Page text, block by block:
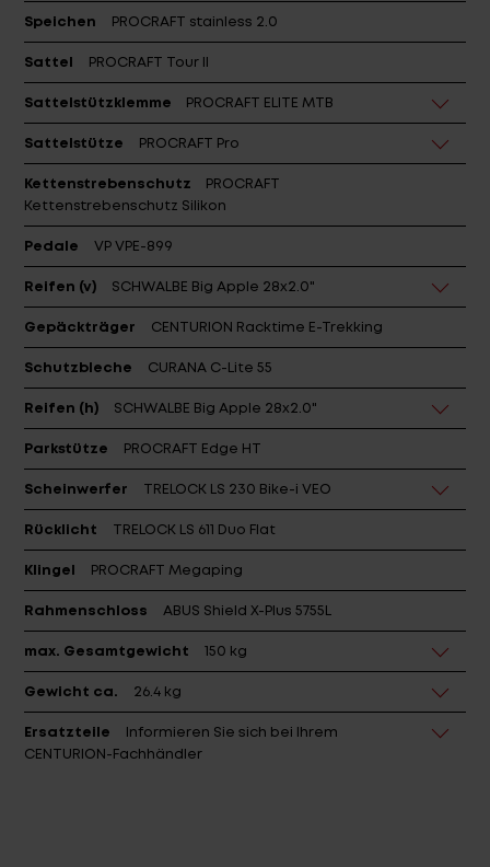
Speichen PROCRAFT stainless 2.0
Sattel PROCRAFT Tour II
Sattelstützklemme PROCRAFT ELITE MTB
Sattelstütze PROCRAFT Pro
Kettenstrebenschutz
PROCRAFT
Kettenstrebenschutz Silikon
Pedale VP VPE-899
Reifen (v) SCHWALBE Big Apple 28x2.0"
Gepäckträger CENTURION Racktime E-Trekking
Schutzbleche CURANA C-Lite 55
Reifen (h) SCHWALBE Big Apple 28x2.0"
Parkstütze PROCRAFT Edge HT
Scheinwerfer TRELOCK LS 230 Bike-i VEO
Rücklicht TRELOCK LS 611 Duo Flat
Klingel PROCRAFT Megaping
Rahmenschloss ABUS Shield X-Plus 5755L
max. Gesamtgewicht 150 kg
Gewicht ca. 26.4 kg
Ersatzteile
Informieren Sie sich bei Ihrem
CENTURION-Fachhändler